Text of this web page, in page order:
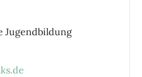
Jugendbildung